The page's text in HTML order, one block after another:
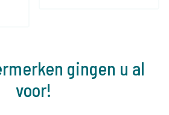
gingen u al
voor!